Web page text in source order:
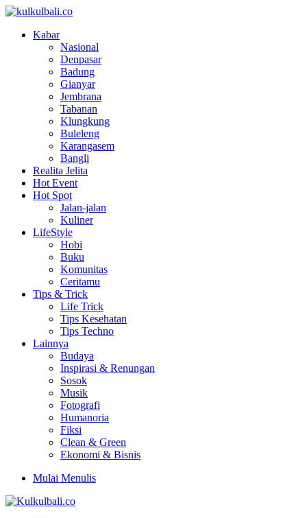
Kabar
Nasional
Denpasar
Badung
Gianyar
Jembrana
Tabanan
Klungkung
Buleleng
Karangasem
Bangli
Realita Jelita
Hot Event
Hot Spot
Jalan-jalan
Kuliner
LifeStyle
Hobi
Buku
Komunitas
Ceritamu
Tips & Trick
Life Trick
Tips Kesehatan
Tips Techno
Lainnya
Budaya
Inspirasi & Renungan
Sosok
Musik
Fotografi
Humanoria
Fiksi
Clean & Green
Ekonomi & Bisnis
Mulai Menulis